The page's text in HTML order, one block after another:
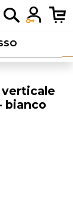
verticale
bianco